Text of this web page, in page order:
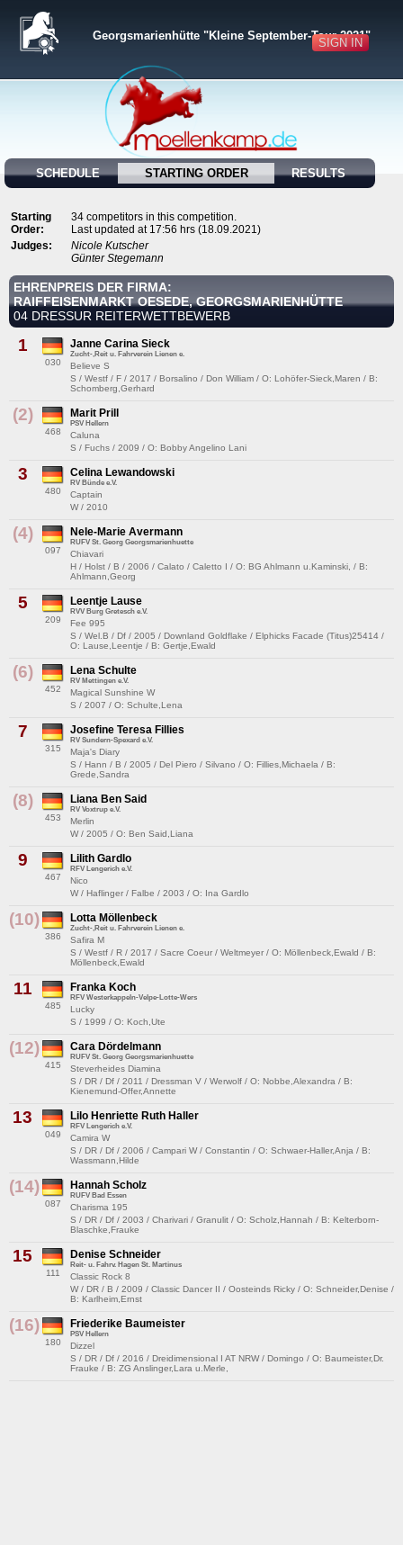
SIGN IN
Georgsmarienhütte "Kleine September-Tour 2021"
SCHEDULE STARTING ORDER RESULTS
Starting
Order:
34 competitors in this competition.
Last updated at 17:56 hrs (18.09.2021)
Judges:
Nicole Kutscher
Günter Stegemann
EHRENPREIS DER FIRMA:
RAIFFEISENMARKT OESEDE, GEORGSMARIENHÜTTE
04 DRESSUR REITERWETTBEWERB
1
030
Janne Carina Sieck
Zucht-,Reit u. Fahrverein Lienen e.
Believe S
S / Westf / F / 2017 / Borsalino / Don William / O: Lohöfer-Sieck,Maren / B:
Schomberg,Gerhard
(2)
468
Marit Prill
PSV Hellern
Caluna
S / Fuchs / 2009 / O: Bobby Angelino Lani
3
480
Celina Lewandowski
RV Bünde e.V.
Captain
W / 2010
(4)
097
Nele-Marie Avermann
RUFV St. Georg Georgsmarienhuette
Chiavari
H / Holst / B / 2006 / Calato / Caletto I / O: BG Ahlmann u.Kaminski, / B:
Ahlmann,Georg
5
209
Leentje Lause
RVV Burg Gretesch e.V.
Fee 995
S / Wel.B / Df / 2005 / Downland Goldflake / Elphicks Facade (Titus)25414 /
O: Lause,Leentje / B: Gertje,Ewald
(6)
452
Lena Schulte
RV Mettingen e.V.
Magical Sunshine W
S / 2007 / O: Schulte,Lena
7
315
Josefine Teresa Fillies
RV Sundern-Spexard e.V.
Maja's Diary
S / Hann / B / 2005 / Del Piero / Silvano / O: Fillies,Michaela / B:
Grede,Sandra
(8)
453
Liana Ben Said
RV Voxtrup e.V.
Merlin
W / 2005 / O: Ben Said,Liana
9
467
Lilith Gardlo
RFV Lengerich e.V.
Nico
W / Haflinger / Falbe / 2003 / O: Ina Gardlo
(10)
386
Lotta Möllenbeck
Zucht-,Reit u. Fahrverein Lienen e.
Safira M
S / Westf / R / 2017 / Sacre Coeur / Weltmeyer / O: Möllenbeck,Ewald / B:
Möllenbeck,Ewald
11
485
Franka Koch
RFV Westerkappeln-Velpe-Lotte-Wers
Lucky
S / 1999 / O: Koch,Ute
(12)
415
Cara Dördelmann
RUFV St. Georg Georgsmarienhuette
Steverheides Diamina
S / DR / Df / 2011 / Dressman V / Werwolf / O: Nobbe,Alexandra / B:
Kienemund-Offer,Annette
13
049
Lilo Henriette Ruth Haller
RFV Lengerich e.V.
Camira W
S / DR / Df / 2006 / Campari W / Constantin / O: Schwaer-Haller,Anja / B:
Wassmann,Hilde
(14)
087
Hannah Scholz
RUFV Bad Essen
Charisma 195
S / DR / Df / 2003 / Charivari / Granulit / O: Scholz,Hannah / B: Kelterborn-
Blaschke,Frauke
15
111
Denise Schneider
Reit- u. Fahrv. Hagen St. Martinus
Classic Rock 8
W / DR / B / 2009 / Classic Dancer II / Oosteinds Ricky / O: Schneider,Denise /
B: Karlheim,Ernst
(16)
180
Friederike Baumeister
PSV Hellern
Dizzel
S / DR / Df / 2016 / Dreidimensional I AT NRW / Domingo / O: Baumeister,Dr.
Frauke / B: ZG Anslinger,Lara u.Merle,